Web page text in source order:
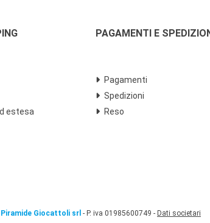
estesa
PAGAMENTI E
Pagamenti
Spedizioni
Reso
Piramide Giocattoli srl - P. iva 01985600749 - Dati societari